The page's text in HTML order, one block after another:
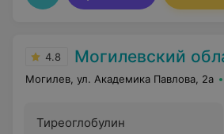
4.8 Могилевский
Могилев, ул. Академика Павлова, 2а
Тиреоглобулин